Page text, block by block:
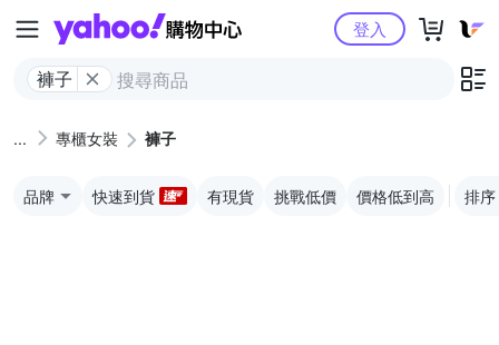
Yahoo購物中心
褲子
登入
專櫃女裝 褲子
品牌 快速到貨 有現貨 挑戰低價 價格低到高 排序